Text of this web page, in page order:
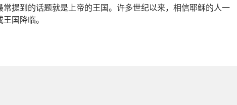
常提到的话题就是上帝的王国。许多世纪以来，相信耶稣的人一
国降临。